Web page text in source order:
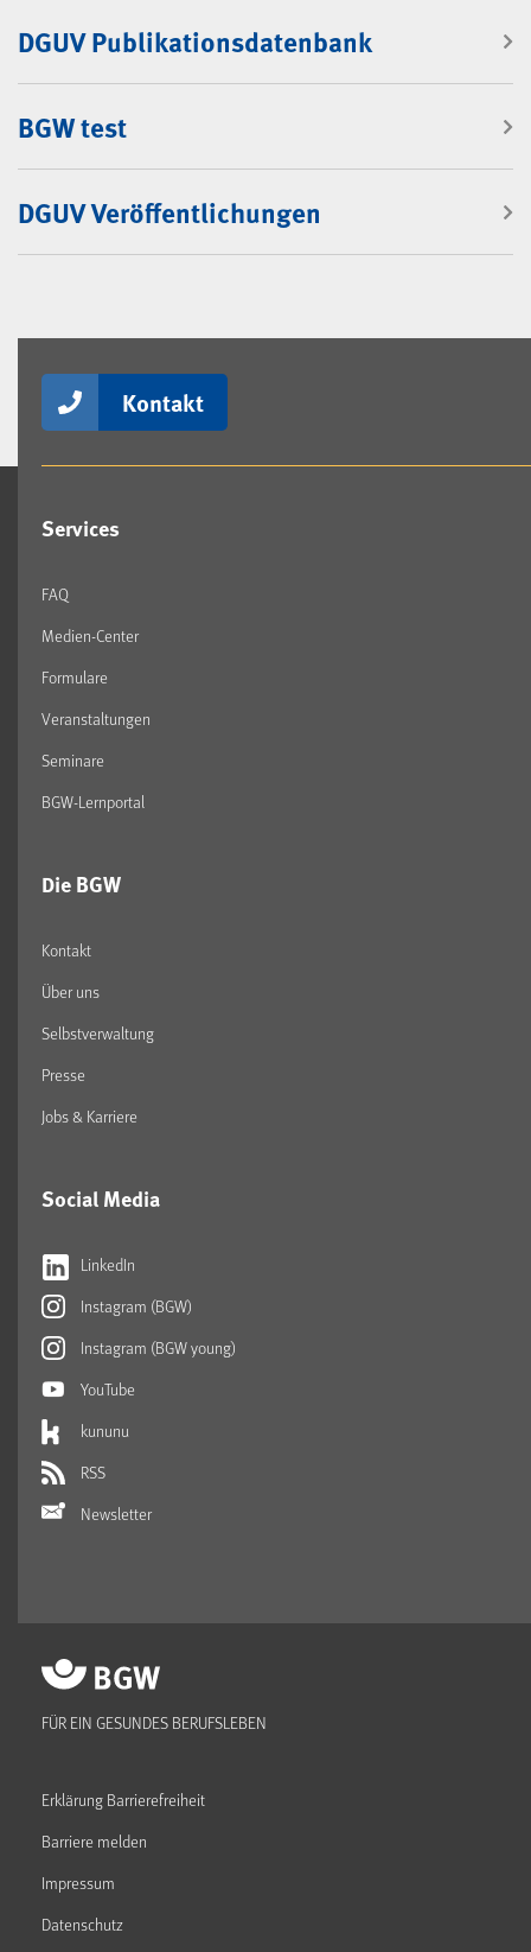
DGUV Publikationsdatenbank
BGW test
DGUV Veröffentlichungen
Kontakt
Services
FAQ
Medien-Center
Formulare
Veranstaltungen
Seminare
BGW-Lernportal
Die BGW
Kontakt
Über uns
Selbstverwaltung
Presse
Jobs & Karriere
Social Media
LinkedIn
Instagram (BGW)
Instagram (BGW young)
YouTube
kununu
RSS
Newsletter
FÜR EIN GESUNDES BERUFSLEBEN
Erklärung Barrierefreiheit
Barriere melden
Impressum
Datenschutz